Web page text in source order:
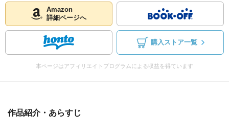
Amazon
詳細ページへ
購入ストア一覧
本ページはアフィリエイトプログラムによる収益を得ています
作品紹介・あらすじ